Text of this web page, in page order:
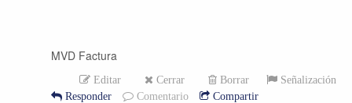
MVD Factura
Editar Cerrar Borrar
Señalización
Responder
Comentario Compartir